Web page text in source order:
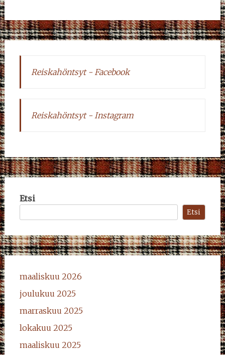
Reiskahöntsyt - Facebook
Reiskahöntsyt - Instagram
Etsi
Etsi
maaliskuu 2026
joulukuu 2025
marraskuu 2025
lokakuu 2025
maaliskuu 2025